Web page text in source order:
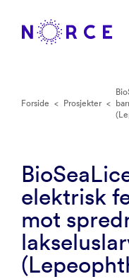
Forside < Prosjekter <
elektrisk
mot